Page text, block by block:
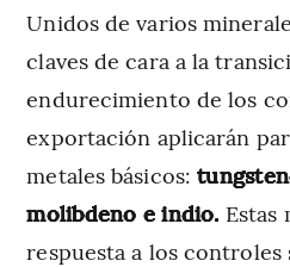
Unidos de varios
claves de cara a la
endurecimiento de los
exportación aplicarán
metales básicos:
molibdeno e indio. Estas
respuesta a los controles